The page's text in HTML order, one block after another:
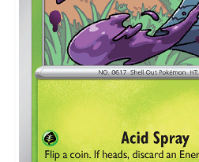
Normal
Reverse
Preise werden